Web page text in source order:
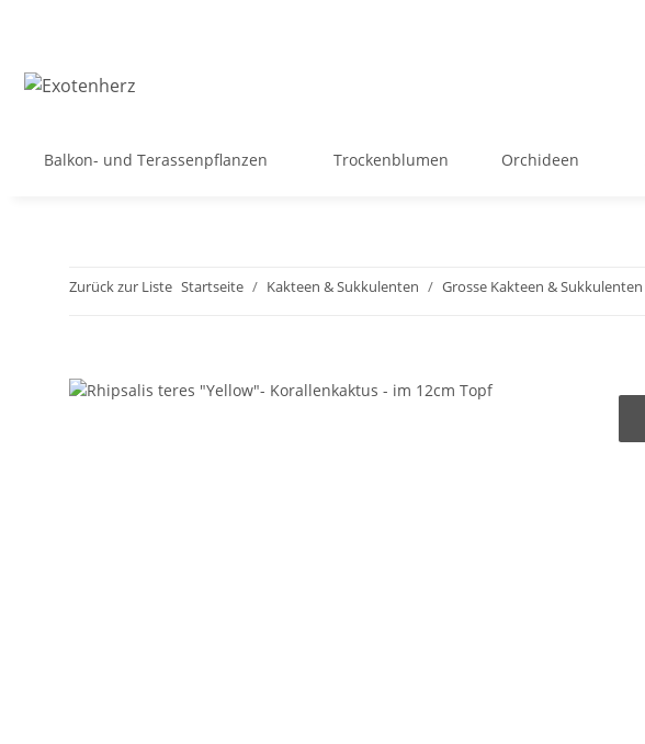
Balkon- und Terassenpflanzen Trockenblumen Orchideen
Zurück zur Liste Startseite Kakteen & Sukkulenten Grosse Kakteen & Sukkulenten